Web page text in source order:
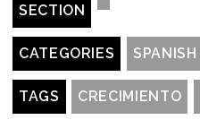
SECTION
CATEGORIES SPANISH
TAGS CRECIMIENTO